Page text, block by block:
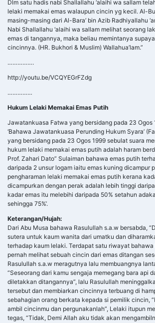
Jawatankuasa Fatwa yang bersidang pada 23 Ogos
‘Bahawa Jawatankuasa Perunding Hukum Syara’
yang bersidang pada 23 Ogos 1999 sebulat suara
hukum lelaki memakai emas putih adalah haram
Prof. Zahari Dato” Sulaiman bahawa emas putih
daripada 2 unsur logam iaitu emas kuning dicampur
kadar emas itu melebihi daripada 50% setahun
Dari Abu Musa bahawa Rasulullah s.a.w bersabda,
sutera untuk kaum wanita dari umatku dan
terhadap kaum lelaki. Terdapat satu riwayat bahawa
pernah melihat sebuah cincin dari emas ditangan
Rasulullah s.a.w meragutnya lalu membuangnya
“Seseorang dari kamu sengaja memegang bara api
diletakkan ditangannya”, lalu Rasulullah
tersebut dan membiarkan cincinnya terbuang di
sebahagian orang berkata kepada si pemilik cincin,
ambil cincinmu dan pergunakanlah”, Lelaki itupun
tegas, “Tidak, Demi Allah aku tidak akan
dilempar Rasul”.
Menurut para Fuqaha” golongan Maliki, bagi kaum
cincin dari perak asalkan tidak lebih dari dua dirham
bertujuan mengikut jejak Rasulullah s.a.w.
maka setiap benda yang diperbuat daripada emas
yang dipakai untuk berhias oleh kaum lelaki, maka
hukumnya tetap diharamkan bagi mereka (Yunos Ali
Terjemahan Halal dan Haram dalam Islam).
“Rahsia Kejayaan Emas
“Rahsia Kejayaan Emas Sebenar”